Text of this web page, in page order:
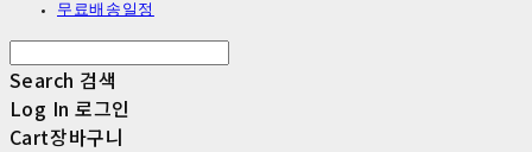
무료배송일정
Search 검색
Log In 로그인
Cart장바구니